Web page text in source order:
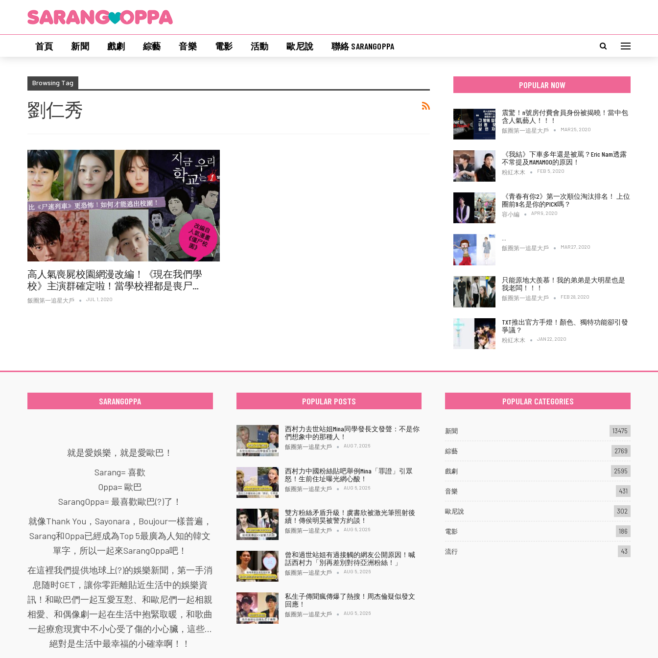
首頁 新聞 戲劇 綜藝 音樂 電影 活動 歐尼說 聯絡 SARANGOPPA
Browsing Tag
劉仁秀
高人氣喪屍校園網漫改編！《現在我們學
校》主演群確定啦！當學校裡都是喪尸…
飯圈第一追星大戶 JUL 1, 2020
POPULAR NOW
震驚！n號房付費會員身份被揭曉！當中包
含人氣藝人！！！
飯圈第一追星大戶 MAR 25, 2020
《我結》下車多年還是被罵？Eric Nam透露
不常提及MAMAMOO的原因！
粉紅木木 FEB 5, 2020
《青春有你2》第一次順位淘汰排名！ 上位
圈前9名是你的PICK嗎？
容小編 APR 9, 2020
飯圈第一追星大戶 MAR 27, 2020
只能原地大羨慕！我的弟弟是大明星也是
我老闆！！！
飯圈第一追星大戶 FEB 28, 2020
TXT推出官方手燈！顏色、獨特功能卻引發
爭議？
粉紅木木 JAN 22, 2020
SARANGOPPA
就是愛娛樂，就是愛歐巴！
Sarang= 喜歡
Oppa= 歐巴
SarangOppa= 最喜歡歐巴(?)了！
就像Thank You，Sayonara，Boujour一樣普遍，
Sarang和Oppa已經成為Top 5最廣為人知的韓文
單字，所以一起來SarangOppa吧！
在這裡我們提供地球上(?)的娛樂新聞，第一手消
息随时GET，讓你零距離貼近生活中的娛樂資
訊！和歐巴們一起互愛互懟、和歐尼們一起相親
相愛、和偶像劇一起在生活中抱緊取暖，和歌曲
一起療愈現實中不小心受了傷的小心臟，這些...
絕對是生活中最幸福的小確幸啊！！
POPULAR POSTS
西村力去世站姐Mina同學發長文發聲：不是你
們想象中的那種人！
飯圈第一追星大戶 AUG 7, 2026
西村力中國粉絲貼吧舉例Mina「罪證」引眾
怒！生前住址曝光網心酸！
飯圈第一追星大戶 AUG 6, 2026
雙方粉絲矛盾升級！虞書欣被激光筆照射後
續！傳侯明昊被警方約談！
飯圈第一追星大戶 AUG 6, 2026
曾和過世站姐有過接觸的網友公開原因！喊
話西村力「別再差別對待亞洲粉絲！」
飯圈第一追星大戶 AUG 5, 2026
私生子傳聞瘋傳爆了熱搜！周杰倫疑似發文
回應！
飯圈第一追星大戶 AUG 5, 2026
POPULAR CATEGORIES
新聞 13475
綜藝 2769
戲劇 2595
音樂 431
歐尼說 302
電影 186
流行 43